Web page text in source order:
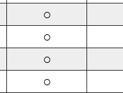
○
○
○
○